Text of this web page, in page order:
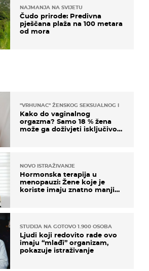
"VRHUNAC" ŽENSKOG SEKSUALNOG ISKUSTVA
Kako do vaginalnog
orgazma? Samo 18 % žena
može ga doživjeti isključivo
NOVO ISTRAŽIVANJE
Hormonska terapija u
menopauzi: Žene koje je
koriste imaju znatno manji
STUDIJA NA GOTOVO 1.900 OSOBA
Ljudi koji redovito rade ovo
imaju “mlađi” organizam,
pokazuje istraživanje
NAJMANJA NA SVIJETU
Čudo prirode: Predivna
pješčana plaža na 100 metara
od mora